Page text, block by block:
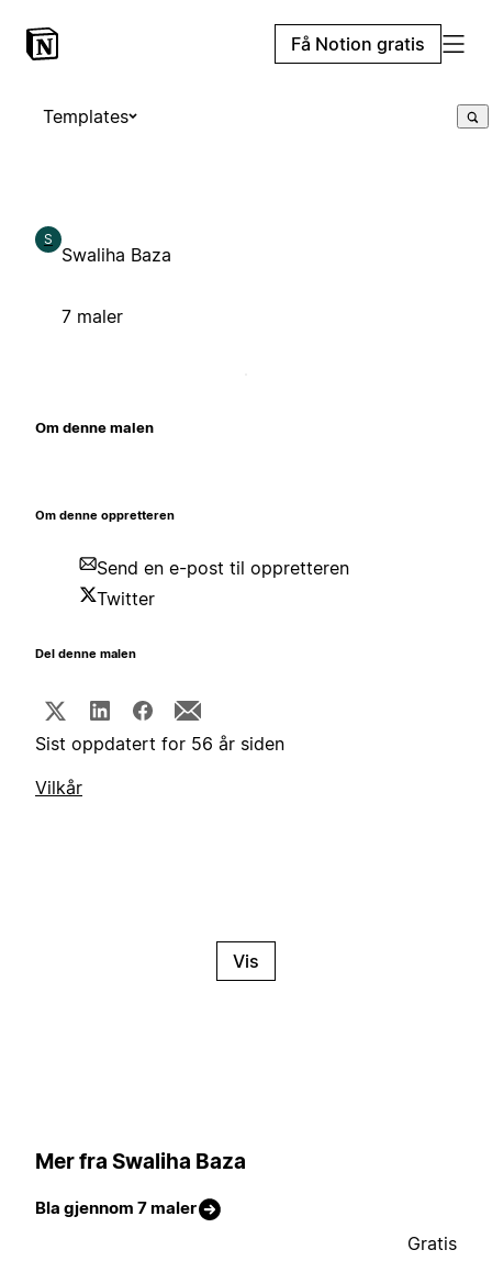
Få Notion gratis
Templates
S
Swaliha Baza
7 maler
Om denne malen
Om denne oppretteren
Send en e-post til oppretteren
Twitter
Del denne malen
Sist oppdatert for 56 år siden
Vilkår
Vis
Mer fra Swaliha Baza
Bla gjennom 7 maler
Gratis